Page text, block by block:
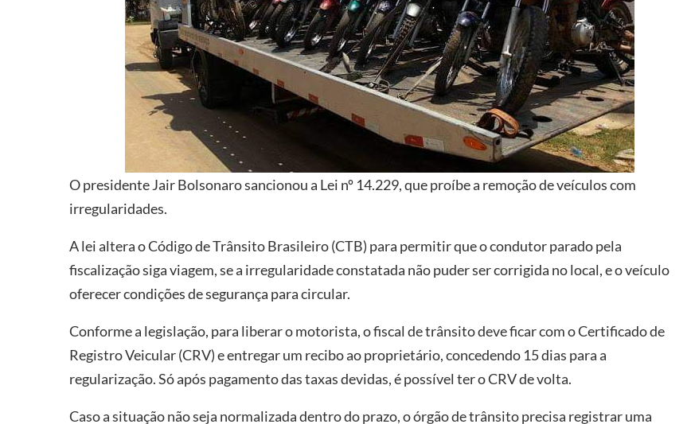
O presidente Jair Bolsonaro sancionou a Lei nº 14.229, que proíbe a remoção de veículos com
irregularidades.
A lei altera o Código de Trânsito Brasileiro (CTB) para permitir que o condutor parado pela
fiscalização siga viagem, se a irregularidade constatada não puder ser corrigida no local, e o veículo
oferecer condições de segurança para circular.
Conforme a legislação, para liberar o motorista, o fiscal de trânsito deve ficar com o Certificado de
Registro Veicular (CRV) e entregar um recibo ao proprietário, concedendo 15 dias para a
regularização. Só após pagamento das taxas devidas, é possível ter o CRV de volta.
Caso a situação não seja normalizada dentro do prazo, o órgão de trânsito precisa registrar uma